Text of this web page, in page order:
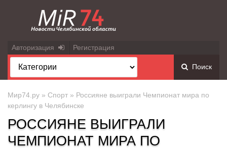
Авторизация Регистрация
Поиск
Мир74.ру » Спорт » Россияне выиграли Чемпионат мира по
керлингу в Челябинске
РОССИЯНЕ ВЫИГРАЛИ
ЧЕМПИОНАТ МИРА ПО